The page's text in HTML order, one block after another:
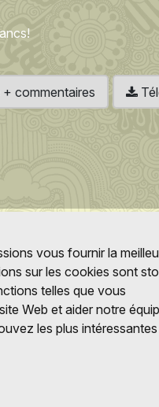
+ commentaires
vous fournir la
sur les cookies sont
telles que vous
Web et aider notre
les plus